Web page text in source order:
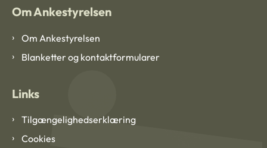
Om Ankestyrelsen
Om Ankestyrelsen
Blanketter og kontaktformularer
Links
Tilgængelighedserklæring
Cookies